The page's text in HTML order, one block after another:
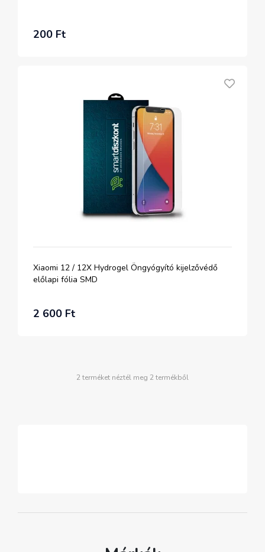
200 Ft
Xiaomi 12 / 12X Hydrogel Öngyógyító kijelzővédő
előlapi fólia SMD
2 600 Ft
2 terméket néztél meg 2 termékből